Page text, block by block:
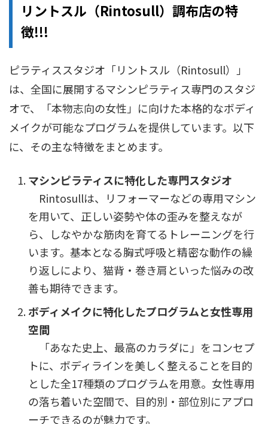
リントスル（Rintosull）調布店の特
徴!!!
ピラティススタジオ「リントスル（Rintosull）」
は、全国に展開するマシンピラティス専門のスタジ
オで、「本物志向の女性」に向けた本格的なボディ
メイクが可能なプログラムを提供しています。以下
に、その主な特徴をまとめます。
マシンピラティスに特化した専門スタジオ
Rintosullは、リフォーマーなどの専用マシン
を用いて、正しい姿勢や体の歪みを整えなが
ら、しなやかな筋肉を育てるトレーニングを行
います。基本となる胸式呼吸と精密な動作の繰
り返しにより、猫背・巻き肩といった悩みの改
善も期待できます。
ボディメイクに特化したプログラムと女性専用
空間
「あなた史上、最高のカラダに」をコンセプ
トに、ボディラインを美しく整えることを目的
とした全17種類のプログラムを用意。女性専用
の落ち着いた空間で、目的別・部位別にアプロ
ーチできるのが魅力です。